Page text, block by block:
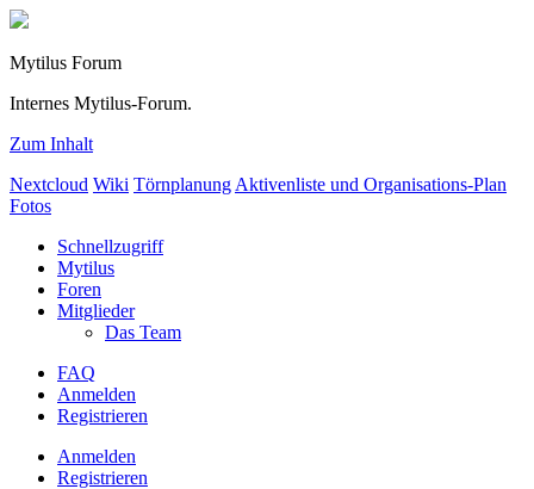
Mytilus Forum
Internes Mytilus-Forum.
Zum Inhalt
Nextcloud Wiki Törnplanung Aktivenliste und Organisations-Plan
Fotos
Schnellzugriff
Mytilus
Foren
Mitglieder
Das Team
FAQ
Anmelden
Registrieren
Anmelden
Registrieren